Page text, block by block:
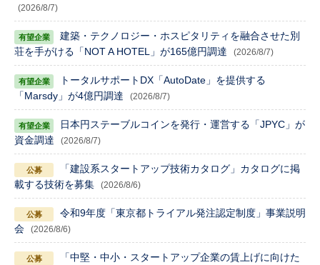
(2026/8/7)
建築・テクノロジー・ホスピタリティを融合させた別
荘を手がける「NOT A HOTEL」が165億円調達
(2026/8/7)
トータルサポートDX「AutoDate」を提供する
「Marsdy」が4億円調達
(2026/8/7)
日本円ステーブルコインを発行・運営する「JPYC」が
資金調達
(2026/8/7)
「建設系スタートアップ技術カタログ」カタログに掲
載する技術を募集
(2026/8/6)
令和9年度「東京都トライアル発注認定制度」事業説明
会
(2026/8/6)
「中堅・中小・スタートアップ企業の賃上げに向けた